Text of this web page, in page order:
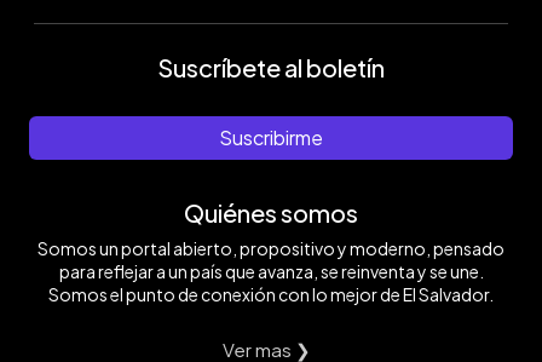
Suscríbete al boletín
Suscribirme
Quiénes somos
Somos un portal abierto, propositivo y moderno, pensado
para reflejar a un país que avanza, se reinventa y se une.
Somos el punto de conexión con lo mejor de El Salvador.
Ver mas ❯